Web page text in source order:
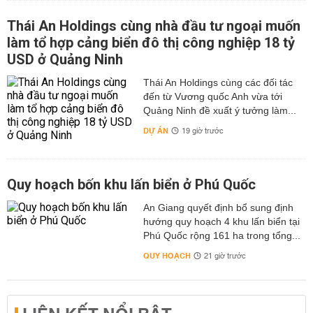
tốt hơn, duy trì chất lượng dịch vụ và tránh những rủi ro
không mong muốn.
Góp phần nâng cao ý thức sử dụng điện tiết kiệm
Theo dõi lịch cúp điện không chỉ là một biện pháp chủ
động trong sinh hoạt mà còn giúp người dân hình thành
thói quen sử dụng điện hợp lý. Khi biết rõ khung giờ mất
điện, các hộ gia đình sẽ có xu hướng điều chỉnh việc sử
dụng thiết bị, hạn chế tiêu thụ điện năng vào giờ cao
điểm và tăng cường tiết kiệm. Điều này vừa giúp giảm
những định hướng mà ngành điện lực khuyến khích cộng
đồng cùng thực hiện trong bối cảnh nhu cầu điện ngày
càng gia tăng.
Các nguyên nhân thường gây mất điện tại An Giang
Dưới đây là những nguyên nhân thường gây cúp điện tại
Bảo trì và nâng cấp hệ thống điện định kỳ
Thái An Holdings cùng nhà đầu tư ngoại muốn
làm tổ hợp cảng biển đô thị công nghiệp 18 tỷ
USD ở Quảng Ninh
Thái An Holdings cùng các đối tác
đến từ Vương quốc Anh vừa tới
Quảng Ninh đề xuất ý tưởng làm...
DỰ ÁN 19 giờ trước
Quy hoạch bốn khu lấn biển ở Phú Quốc
An Giang quyết định bổ sung định
hướng quy hoạch 4 khu lấn biển tại
Phú Quốc rộng 161 ha trong tổng...
QUY HOẠCH 21 giờ trước